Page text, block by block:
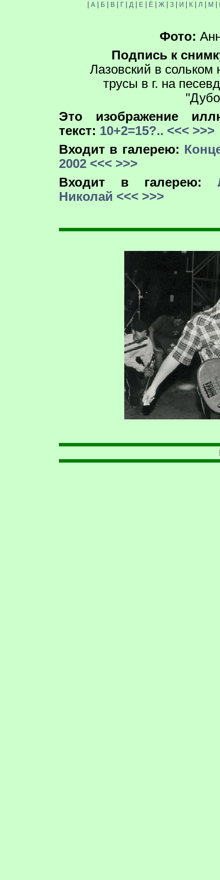
| А | Б | В | Г| Д | Е | Ё | Ж| З| И| К | Л | М |
Фото:
Подпись к
Лазовский в сольком
трусы в г. на
Это изображение
текст: 10+2=15?.. <<< >>>
Входит в галерею:
2002 <<< >>>
Входит в галерею:
Николай <<< >>>